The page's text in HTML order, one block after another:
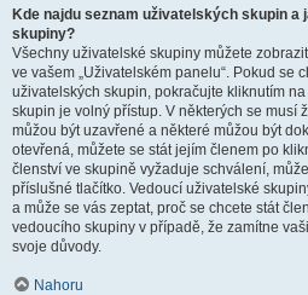
Kde najdu seznam uživatelských skupin a
skupiny?
Všechny uživatelské skupiny můžete
ve vašem „Uživatelském panelu“. Pokud se
uživatelských skupin, pokračujte kliknutím
skupin je volný přístup. V některých se musí
můžou být uzavřené a některé můžou být
otevřená, můžete se stát jejím členem po
členství ve skupině vyžaduje schválení,
příslušné tlačítko. Vedoucí uživatelské
a může se vás zeptat, proč se chcete stát
vedoucího skupiny v případě, že zamítne
svoje důvody.
Nahoru